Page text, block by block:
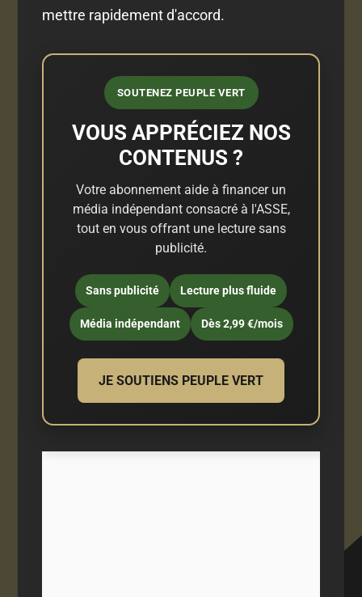
mettre rapidement d'accord.
SOUTENEZ PEUPLE VERT
VOUS APPRÉCIEZ NOS
CONTENUS ?
Votre abonnement aide à financer un
média indépendant consacré à l'ASSE,
tout en vous offrant une lecture sans
publicité.
Sans publicité Lecture plus fluide
Média indépendant Dès 2,99 €/mois
JE SOUTIENS PEUPLE VERT